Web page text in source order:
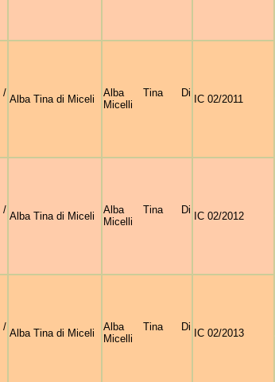
Alba Tina di Miceli
Alba Tina Di
Micelli
IC 02/2011
Alba Tina di Miceli
Alba Tina Di
Micelli
IC 02/2012
Alba Tina di Miceli
Alba Tina Di
Micelli
IC 02/2013